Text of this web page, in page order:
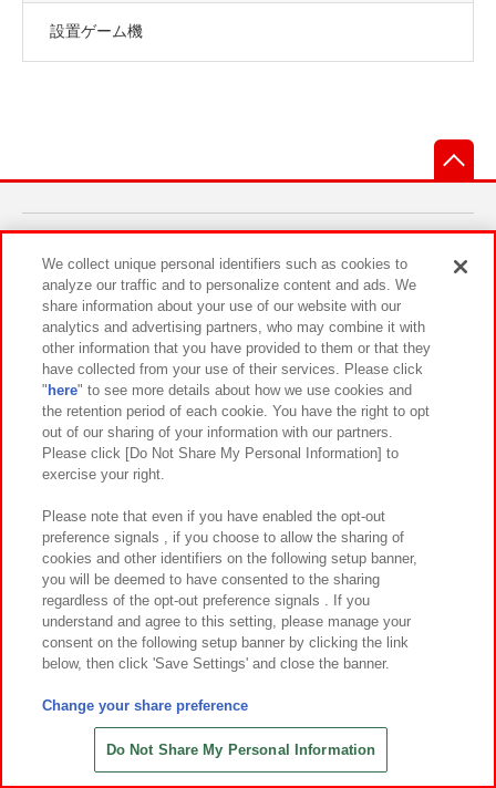
設置ゲーム機
ゲーム機をさがす
スマホ・PCであそぶ
イベント・キャンペーン
関連会社 サステナビリティ サイトポリシー
プライバシーポリシー ウェブアクセシビリティ方針と検証結果
お取引先さまとともに 食品のご提供について
カスタマーハラスメント対応方針 よくあるご質問・お問い合わせ
We collect unique personal identifiers such as cookies to
analyze our traffic and to personalize content and ads. We
share information about your use of our website with our
analytics and advertising partners, who may combine it with
other information that you have provided to them or that they
have collected from your use of their services. Please click
" here" to see more details about how we use cookies and
the retention period of each cookie. You have the right to opt
out of our sharing of your information with our partners.
Please click [Do Not Share My Personal Information] to
exercise your right.
Please note that even if you have enabled the opt-out
preference signals , if you choose to allow the sharing of
cookies and other identifiers on the following setup banner,
you will be deemed to have consented to the sharing
regardless of the opt-out preference signals . If you
understand and agree to this setting, please manage your
consent on the following setup banner by clicking the link
below, then click 'Save Settings' and close the banner.
Change your share preference
Do Not Share My Personal Information